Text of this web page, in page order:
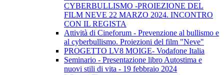
CYBERBULLISMO -PROIEZIONE DEL
FILM NEVE 22 MARZO 2024. INCONTRO
CON IL REGISTA
Attività di Cineforum - Prevenzione al bullismo e
al cyberbullismo. Proiezioni del film "Neve"
PROGETTO LV8 MOIGE- Vodafone Italia
Seminario - Presentazione libro Autostima e
nuovi stili di vita - 19 febbraio 2024